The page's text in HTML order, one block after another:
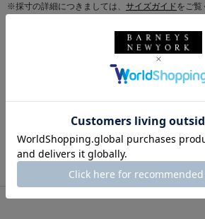
※採寸の詳細につきましては、 サイズガイドをご覧
このアイテムをシェアする